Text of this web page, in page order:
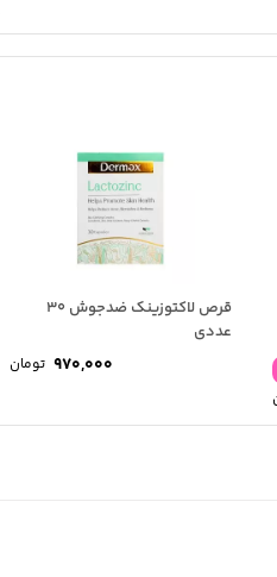
قیمت
اصلی:
3,450,000 تومان قیمت
قرص لاکتوزینک ضدجوش 30
عددی
970,000 تومان